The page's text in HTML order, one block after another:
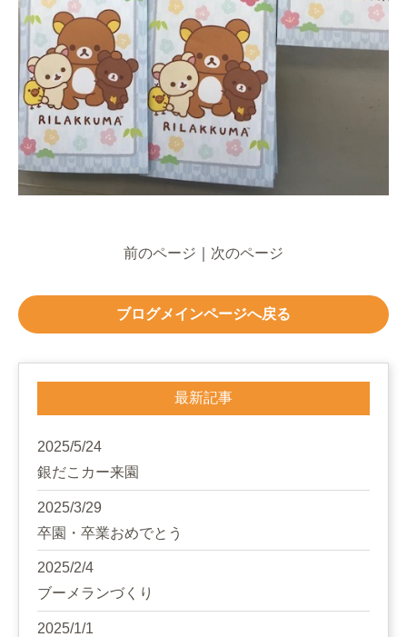
前のページ 次のページ
ブログメインページへ戻る
最新記事
2025/5/24
銀だこカー来園
2025/3/29
卒園・卒業おめでとう
2025/2/4
ブーメランづくり
2025/1/1